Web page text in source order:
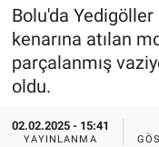
Bolu'da
kenarına atılan
parçalanmış
oldu.
02.02.2025 - 15:41
YAYINLANMA